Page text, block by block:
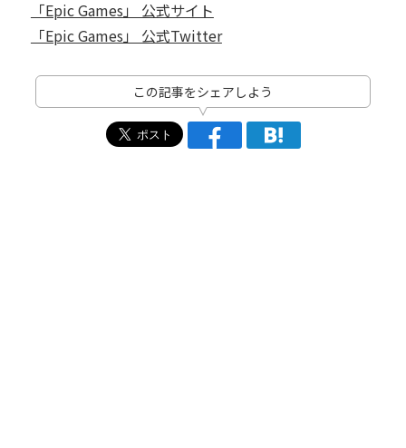
「Epic Games」 公式サイト
「Epic Games」 公式Twitter
この記事をシェアしよう